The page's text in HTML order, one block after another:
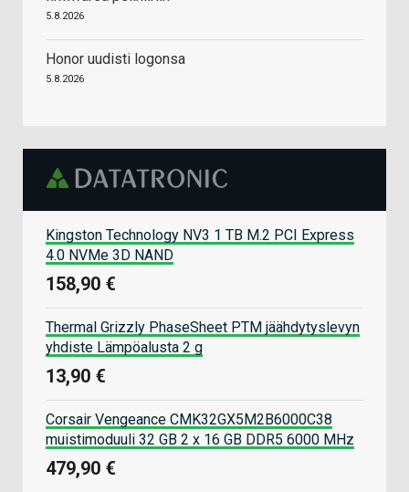
5.8.2026
Honor uudisti logonsa
5.8.2026
Kingston Technology NV3 1 TB M.2 PCI Express
4.0 NVMe 3D NAND
158,90 €
Thermal Grizzly PhaseSheet PTM jäähdytyslevyn
yhdiste Lämpöalusta 2 g
13,90 €
Corsair Vengeance CMK32GX5M2B6000C38
muistimoduuli 32 GB 2 x 16 GB DDR5 6000 MHz
479,90 €